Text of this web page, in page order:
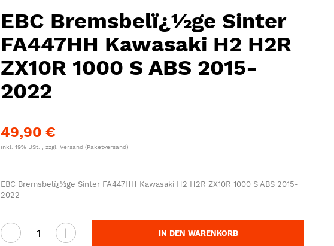
EBC Bremsbelï¿½ge Sinter
FA447HH Kawasaki H2 H2R
ZX10R 1000 S ABS 2015-
2022
49,90 €
inkl. 19% USt. , zzgl.Versand(Paketversand)
EBC Bremsbelï¿½ge Sinter FA447HH Kawasaki H2 H2R ZX10R 1000 S ABS 2015-
2022
IN DEN WARENKORB